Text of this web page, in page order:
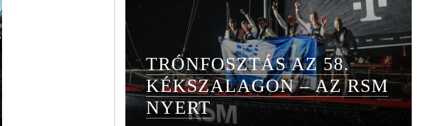
TRÓNFOSZTÁS AZ 58.
KÉKSZALAGON – AZ RSM
NYERT